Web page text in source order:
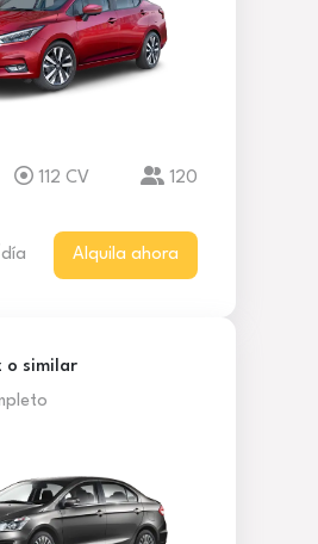
112 CV 120
día Alquila ahora
o similar